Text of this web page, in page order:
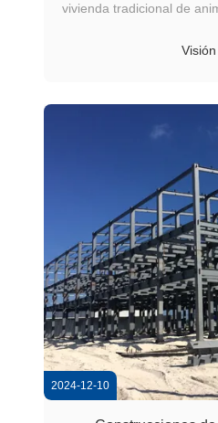
vivienda tradicional de
superior utilizando
2024-12-10